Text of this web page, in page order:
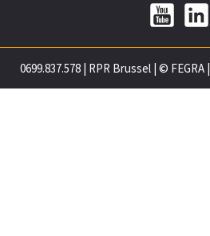
0699.837.578| RPR Brussel| © FEGRA|